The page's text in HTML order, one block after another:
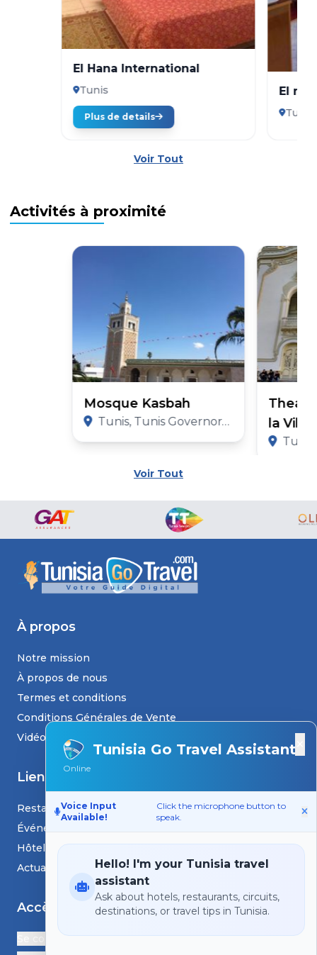
El Hana International
Tunis
Plus de details
El
Tunis
Voir Tout
Activités à proximité
Mosque Kasbah
Tunis, Tunis Governorate
la Ville
Tunis,
Voir Tout
Tunisia Go Travel Assistant
Online
Voice Input
Available!
Click the microphone button to
speak.
Hello! I'm your Tunisia travel
assistant
Ask about hotels, restaurants, circuits,
destinations, or travel tips in Tunisia.
À propos
Notre mission
À propos de nous
Termes et conditions
Conditions Générales de Vente
Vidéos
Liens
Restaurants
Événements
Hôtels
Actualités et blogs
Accès
Se connecter